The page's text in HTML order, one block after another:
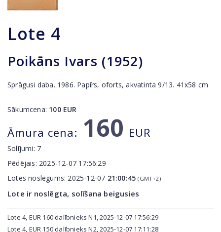
Lote 4
Poikāns Ivars (1952)
Sprāgusi daba. 1986. Papīrs, oforts, akvatinta 9/13. 41x58 cm
Sākumcena: 100EUR
Āmura cena: 160 EUR
Solījumi: 7
Pēdējais: 2025-12-07 17:56:29
Lotes noslēgums: 2025-12-07 21:00:45 (GMT+2)
Lote ir noslēgta, solīšana beigusies
Lote 4, EUR 160 dalībnieks N1, 2025-12-07 17:56:29
Lote 4, EUR 150 dalībnieks N2, 2025-12-07 17:11:28